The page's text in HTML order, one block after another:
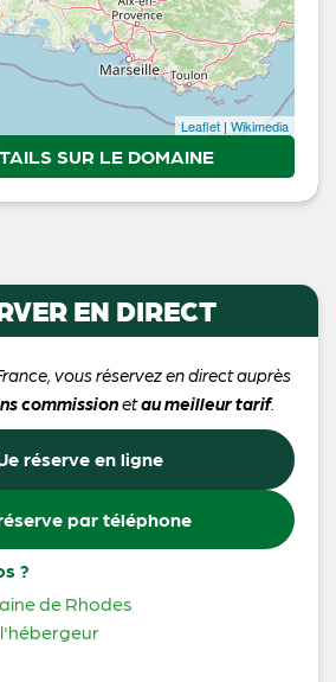
Leaflet | Wikimedia
SUR LE DOMAINE
EN DIRECT
vous réservez en direct auprès
commissionetau meilleur tarif.
réserve en ligne
par téléphone
?
de Rhodes